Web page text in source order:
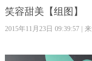
科技 能源
笑容甜美【组图】
2015年11月23日 09:39:57 |